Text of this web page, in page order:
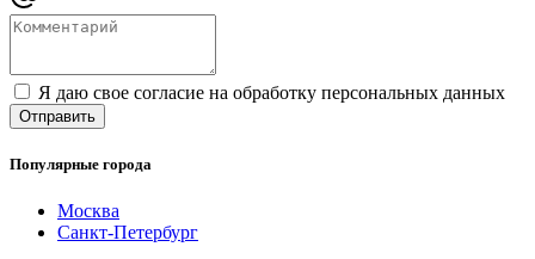
Я даю свое согласие на обработку персональных данных
Популярные города
Москва
Санкт-Петербург